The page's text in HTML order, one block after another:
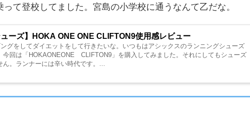
て登校してました。宮島の小学校に通うなんて乙だな。
ューズ】HOKA ONE ONE CLIFTON9使用感レビュー
グをしてダイエットをして行きたいな。いつもはアシックスのランニングシューズ
今回は「HOKAONEONE CLIFTON9」を購入してみました。それにしてもシューズ
。ランナーには辛い時代です。...